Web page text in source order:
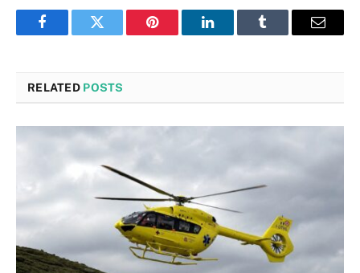
FacebookTwitter Pinterest LinkedInTumblr Email
RELATED POSTS